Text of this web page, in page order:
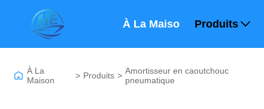
À La Maison Produits
À La
Maison
> Produits > Amortisseur en caoutchouc
pneumatique